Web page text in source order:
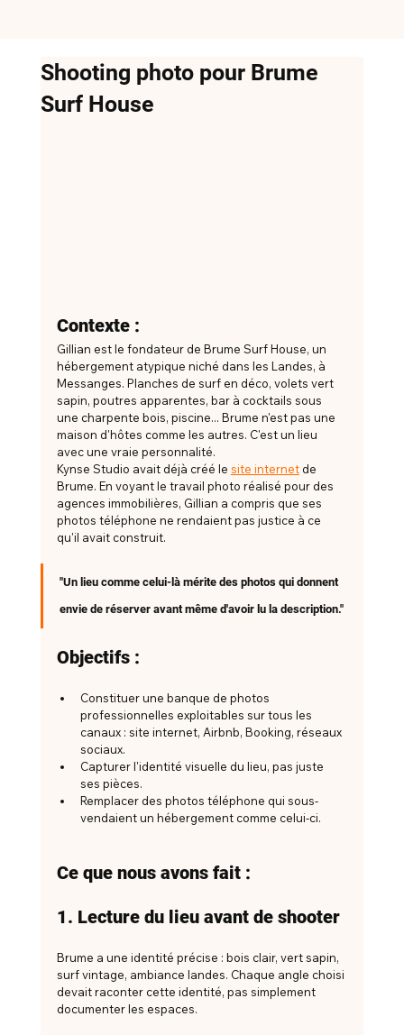
Shooting photo pour Brume
Surf House
Contexte :
Gillian est le fondateur de Brume Surf House, un
hébergement atypique niché dans les Landes, à
Messanges. Planches de surf en déco, volets vert
sapin, poutres apparentes, bar à cocktails sous
une charpente bois, piscine... Brume n'est pas une
maison d'hôtes comme les autres. C'est un lieu
avec une vraie personnalité.
Kynse Studio avait déjà créé le site internet de
Brume. En voyant le travail photo réalisé pour des
agences immobilières, Gillian a compris que ses
photos téléphone ne rendaient pas justice à ce
qu'il avait construit.
"Un lieu comme celui-là mérite des photos qui donnent
envie de réserver avant même d'avoir lu la description."
Objectifs :
Constituer une banque de photos
professionnelles exploitables sur tous les
canaux : site internet, Airbnb, Booking, réseaux
sociaux.
Capturer l'identité visuelle du lieu, pas juste
ses pièces.
Remplacer des photos téléphone qui sous-
vendaient un hébergement comme celui-ci.
Ce que nous avons fait :
1. Lecture du lieu avant de shooter
Brume a une identité précise : bois clair, vert sapin,
surf vintage, ambiance landes. Chaque angle choisi
devait raconter cette identité, pas simplement
documenter les espaces.